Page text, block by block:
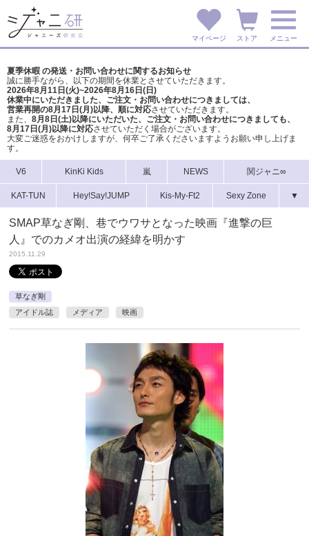
マイページ ストア メニュー
夏季休暇 の発送・お問い合わせに関するお知らせ
誠に勝手ながら、以下の期間を休業とさせていただきます。
2026年8月11日(火)~2026年8月16日(日)
休業中にいただきました、ご注文・お問い合わせにつきましては、
営業再開の8月17日(月)以降、順に対応させていただきます。
また、 8月8日(土)以降にいただいた、ご注文・ お問い合わせにつきましても、
8月17日(月)以降に対応させていただく場合がございます。
大変ご迷惑をおかけしますが、 何卒ご了承くださいますようお願い申し上げま
す。
V6 KinKi Kids 嵐 NEWS 関ジャニ∞
KAT-TUN Hey!Say!JUMP Kis-My-Ft2 Sexy Zone ▼
SMAP草なぎ剛、巷でウワサとなった映画『進撃の巨
人』でのカメオ出演の経緯を明かす
2015.11.29
草なぎ剛
アイドル誌
メディア 映画